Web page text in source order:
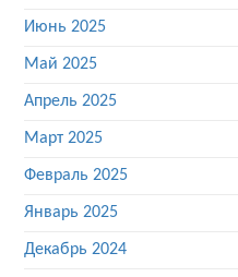
Июнь 2025
Май 2025
Апрель 2025
Март 2025
Февраль 2025
Январь 2025
Декабрь 2024